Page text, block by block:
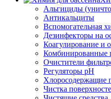
Альгициды
Антикальциты
Вспомогательная
Дезинфекторы на
Коагулирование и
Комбинированные
Очистители
Регуляторы pH
Хлоросодержащие
Чистка